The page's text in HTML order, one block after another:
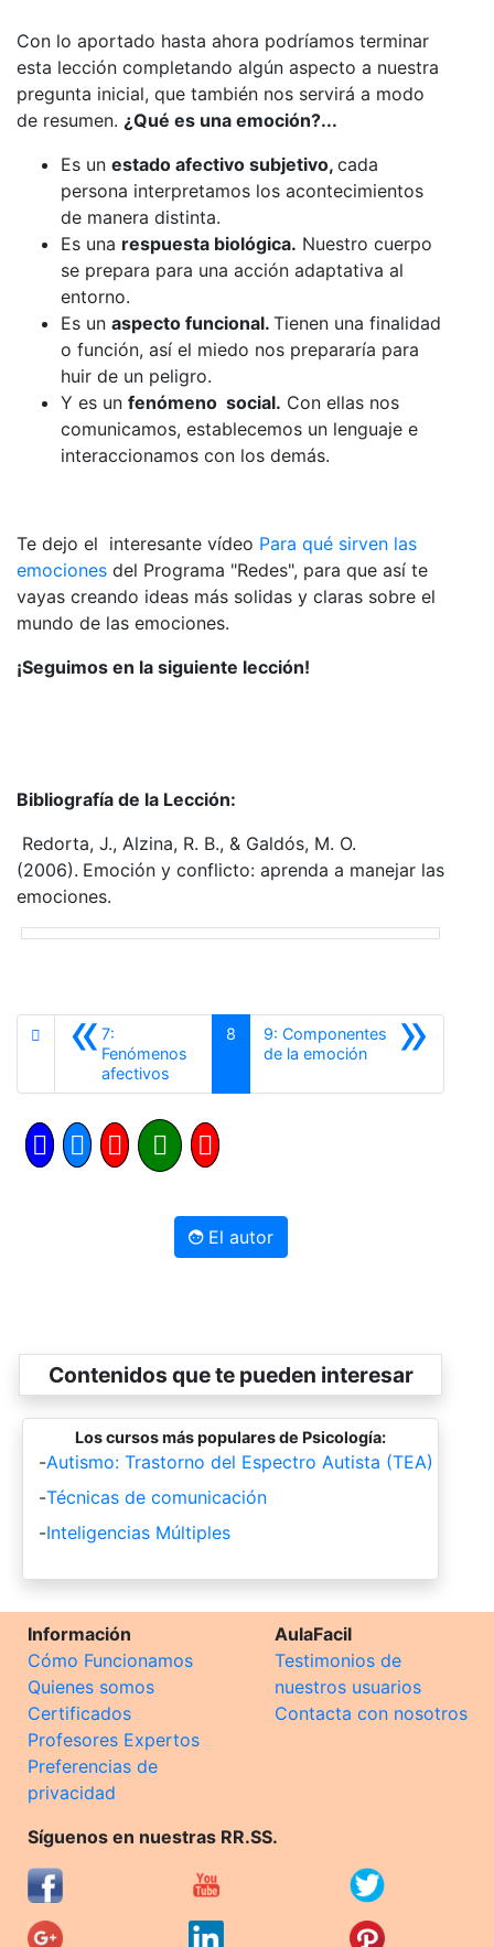
Con lo aportado hasta ahora podríamos terminar
esta lección completando algún aspecto a nuestra
pregunta inicial, que también nos servirá a modo
de resumen. ¿Qué es una emoción?...
Es un estado afectivo subjetivo, cada
persona interpretamos los acontecimientos
de manera distinta.
Es una respuesta biológica. Nuestro cuerpo
se prepara para una acción adaptativa al
entorno.
Es un aspecto funcional. Tienen una finalidad
o función, así el miedo nos prepararía para
huir de un peligro.
Y es un fenómeno social. Con ellas nos
comunicamos, establecemos un lenguaje e
interaccionamos con los demás.
Te dejo el interesante vídeo Para qué sirven las
emociones del Programa "Redes", para que así te
vayas creando ideas más solidas y claras sobre el
mundo de las emociones.
¡Seguimos en la siguiente lección!
Bibliografía de la Lección:
Redorta, J., Alzina, R. B., & Galdós, M. O.
(2006). Emoción y conflicto: aprenda a manejar las
emociones.
«7:
Fenómenos
afectivos
8 »
9: Componentes
de la emociónSiguiente
El autor
Contenidos que te pueden interesar
Los cursos más populares de Psicología:
-Autismo: Trastorno del Espectro Autista (TEA)
-Técnicas de comunicación
-Inteligencias Múltiples
Información
Cómo Funcionamos
Quienes somos
Certificados
Profesores Expertos
Preferencias de
privacidad
AulaFacil
Testimonios de
nuestros usuarios
Contacta con nosotros
Síguenos en nuestras RR.SS.